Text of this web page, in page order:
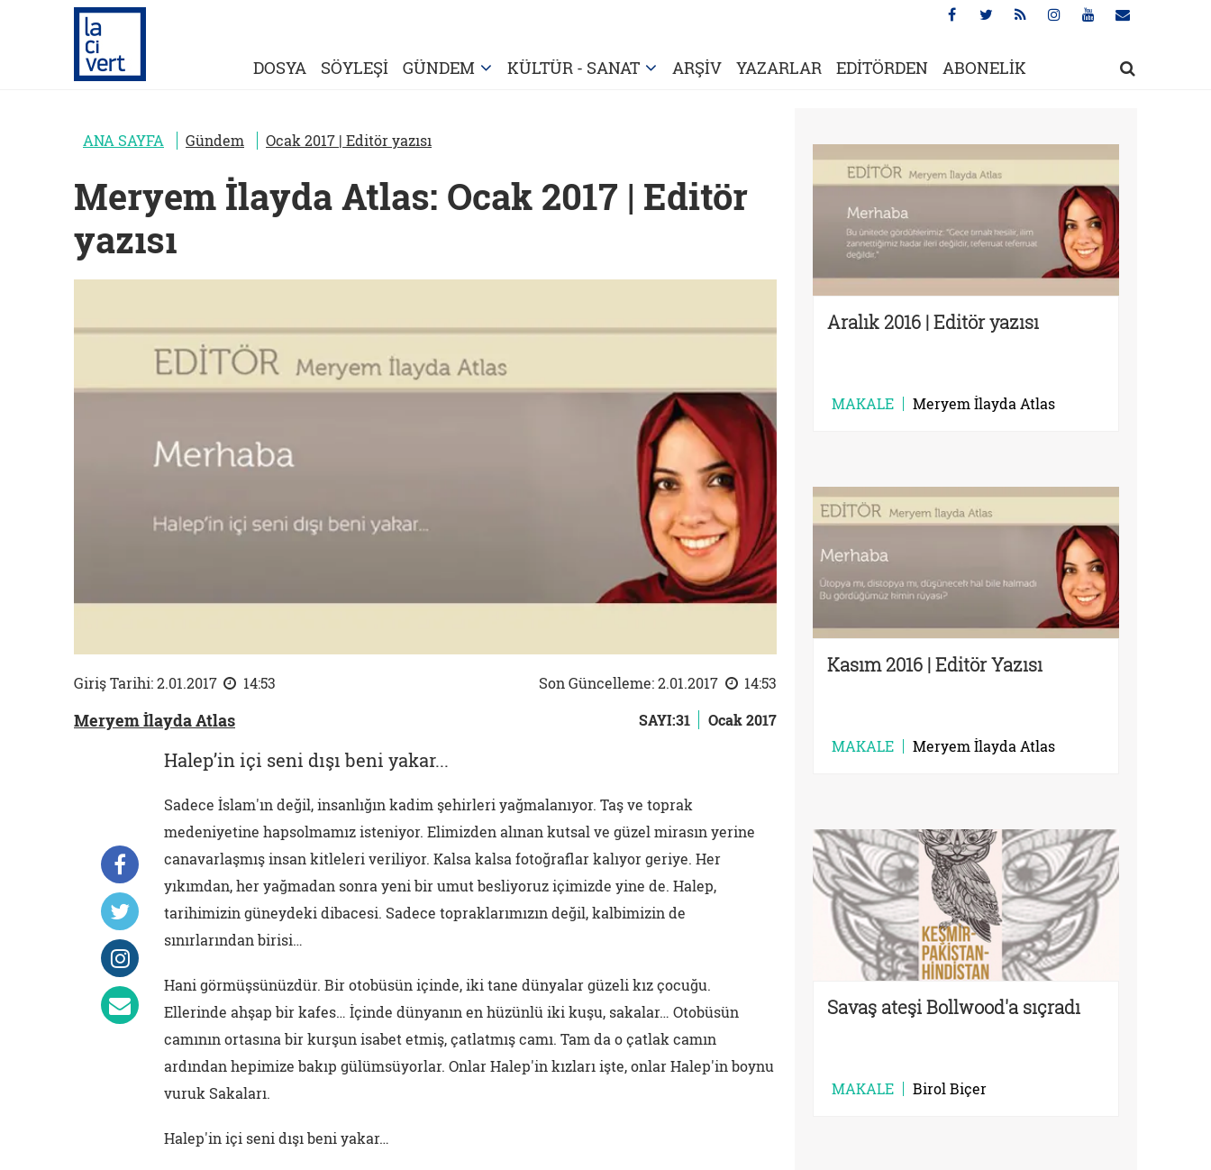
DOSYA SÖYLEŞİ GÜNDEM KÜLTÜR - SANAT ARŞİV YAZARLAR EDİTÖRDEN ABONELİK
ANA SAYFA Gündem Ocak 2017 | Editör yazısı
Meryem İlayda Atlas: Ocak 2017 | Editör
yazısı
Giriş Tarihi: 2.01.2017 14:53 Son Güncelleme: 2.01.2017 14:53
Meryem İlayda Atlas SAYI:31 Ocak 2017
Halep’in içi seni dışı beni yakar...
Sadece İslam'ın değil, insanlığın kadim şehirleri yağmalanıyor. Taş ve toprak
medeniyetine hapsolmamız isteniyor. Elimizden alınan kutsal ve güzel mirasın yerine
canavarlaşmış insan kitleleri veriliyor. Kalsa kalsa fotoğraflar kalıyor geriye. Her
yıkımdan, her yağmadan sonra yeni bir umut besliyoruz içimizde yine de. Halep,
tarihimizin güneydeki dibacesi. Sadece topraklarımızın değil, kalbimizin de
sınırlarından birisi…
Hani görmüşsünüzdür. Bir otobüsün içinde, iki tane dünyalar güzeli kız çocuğu.
Ellerinde ahşap bir kafes… İçinde dünyanın en hüzünlü iki kuşu, sakalar… Otobüsün
camının ortasına bir kurşun isabet etmiş, çatlatmış camı. Tam da o çatlak camın
ardından hepimize bakıp gülümsüyorlar. Onlar Halep'in kızları işte, onlar Halep'in boynu
vuruk Sakaları.
Halep'in içi seni dışı beni yakar…
Aralık 2016 | Editör yazısı
MAKALE Meryem İlayda Atlas
Kasım 2016 | Editör Yazısı
MAKALE Meryem İlayda Atlas
Savaş ateşi Bollwood'a sıçradı
MAKALE Birol Biçer